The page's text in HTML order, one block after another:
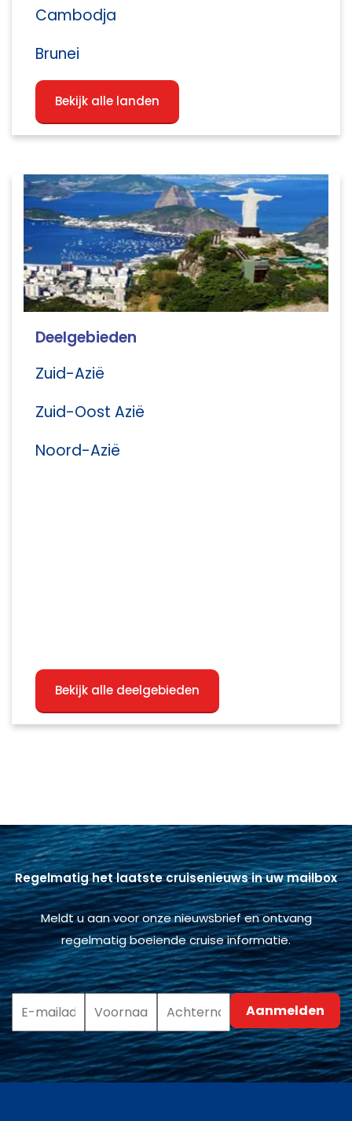
Cambodja
Brunei
Bekijk alle landen
Deelgebieden
Zuid-Azië
Zuid-Oost Azië
Noord-Azië
Bekijk alle deelgebieden
Regelmatig het laatste cruisenieuws in uw mailbox
Meldt u aan voor onze nieuwsbrief en ontvang
regelmatig boeiende cruise informatie.